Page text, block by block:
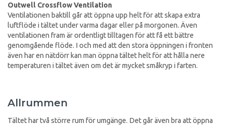
Outwell Crossflow Ventilation
Ventilationen baktill går att öppna upp helt för att skapa extra
luftflöde i tältet under varma dagar eller på morgonen. Även
ventilationen fram är ordentligt tilltagen för att få ett bättre
genomgående flöde. I och med att den stora öppningen i fronten
även har en nätdörr kan man öppna tältet helt för att hålla nere
temperaturen i tältet även om det är mycket småkryp i farten.
Allrummen
Tältet har två större rum för umgänge. Det går även bra att öppna